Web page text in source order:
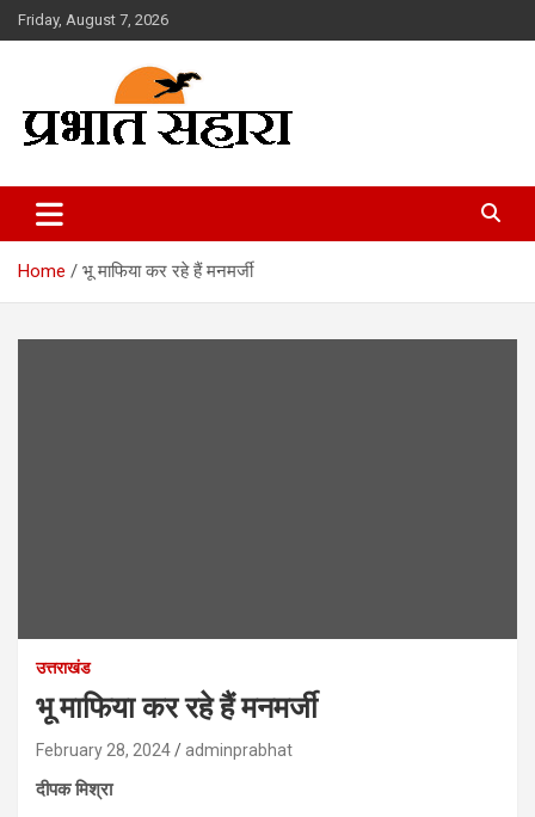
Skip
to
Friday, August 7, 2026
Prabhat Sahara
Home भू माफिया कर रहे हैं मनमर्जी
उत्तराखंड
भू माफिया कर रहे हैं मनमर्जी
February 28, 2024 adminprabhat
दीपक मिश्रा